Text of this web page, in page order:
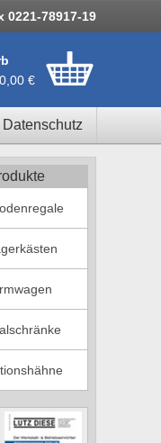
0221-78917-19
€
Datenschutz